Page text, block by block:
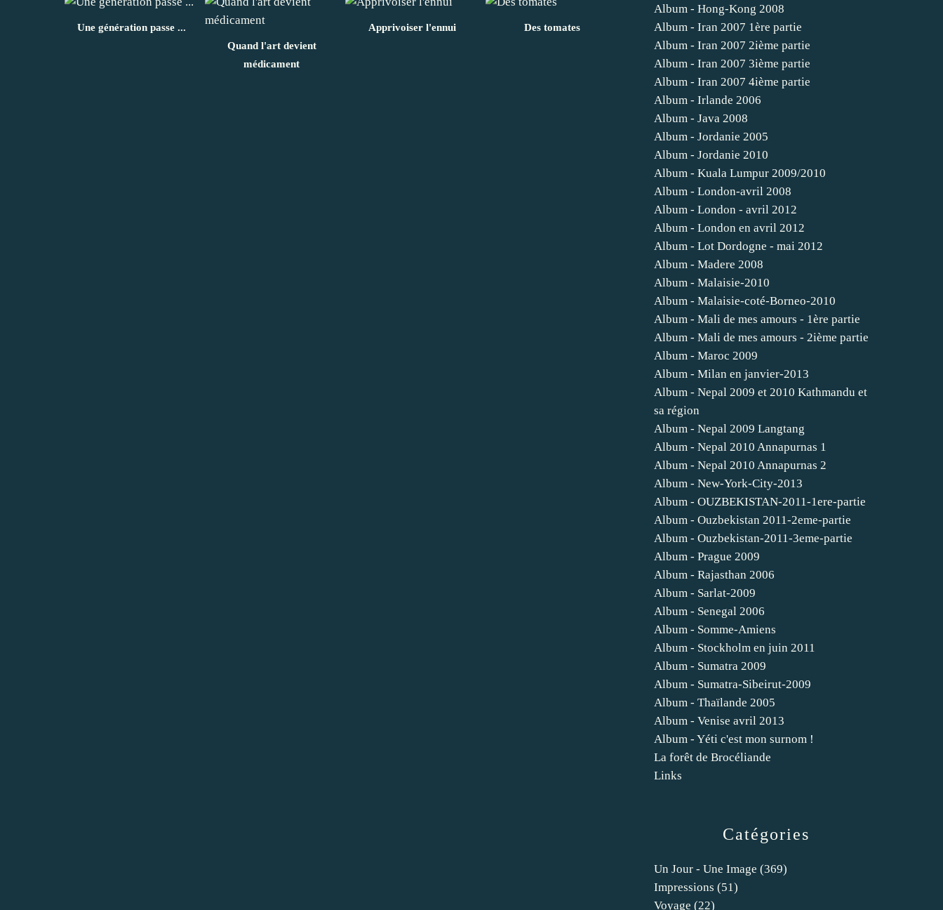
Une génération passe ...
Quand l'art devient
médicament
Apprivoiser l'ennui Des tomates
Catégories
Un Jour - Une Image (369)
Impressions (51)
Voyage (22)
Album - Hong-Kong 2008
Album - Iran 2007 1ère partie
Album - Iran 2007 2ième partie
Album - Iran 2007 3ième partie
Album - Iran 2007 4ième partie
Album - Irlande 2006
Album - Java 2008
Album - Jordanie 2005
Album - Jordanie 2010
Album - Kuala Lumpur 2009/2010
Album - London-avril 2008
Album - London - avril 2012
Album - London en avril 2012
Album - Lot Dordogne - mai 2012
Album - Madere 2008
Album - Malaisie-2010
Album - Malaisie-coté-Borneo-2010
Album - Mali de mes amours - 1ère partie
Album - Mali de mes amours - 2ième partie
Album - Maroc 2009
Album - Milan en janvier-2013
Album - Nepal 2009 et 2010 Kathmandu et
sa région
Album - Nepal 2009 Langtang
Album - Nepal 2010 Annapurnas 1
Album - Nepal 2010 Annapurnas 2
Album - New-York-City-2013
Album - OUZBEKISTAN-2011-1ere-partie
Album - Ouzbekistan 2011-2eme-partie
Album - Ouzbekistan-2011-3eme-partie
Album - Prague 2009
Album - Rajasthan 2006
Album - Sarlat-2009
Album - Senegal 2006
Album - Somme-Amiens
Album - Stockholm en juin 2011
Album - Sumatra 2009
Album - Sumatra-Sibeirut-2009
Album - Thaïlande 2005
Album - Venise avril 2013
Album - Yéti c'est mon surnom !
La forêt de Brocéliande
Links